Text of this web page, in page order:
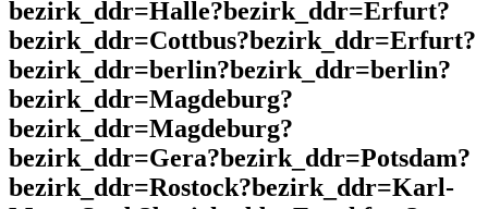
bezirk_ddr=Halle?bezirk_ddr=Erfurt?
bezirk_ddr=Cottbus?bezirk_ddr=Erfurt?
bezirk_ddr=berlin?bezirk_ddr=berlin?
bezirk_ddr=Magdeburg?
bezirk_ddr=Magdeburg?
bezirk_ddr=Gera?bezirk_ddr=Potsdam?
bezirk_ddr=Rostock?bezirk_ddr=Karl-